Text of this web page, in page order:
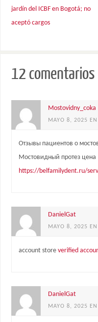
jardín del ICBF en Bogotá; no
aceptó cargos
12 comentarios
Mostovidny_coka
MAYO 8, 2025
Отзывы пациентов о
Мостовидный протез цена
https://belfamilydent.ru/
DanielGat
MAYO 8, 2025
account store verified
DanielGat
MAYO 8, 2025